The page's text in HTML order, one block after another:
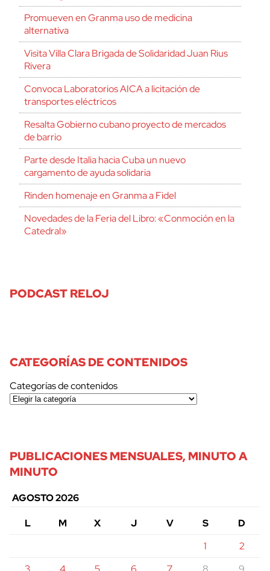
Promueven en Granma uso de medicina
alternativa
Visita Villa Clara Brigada de Solidaridad Juan Rius
Rivera
Convoca Laboratorios AICA a licitación de
transportes eléctricos
Resalta Gobierno cubano proyecto de mercados
de barrio
Parte desde Italia hacia Cuba un nuevo
cargamento de ayuda solidaria
Rinden homenaje en Granma a Fidel
Novedades de la Feria del Libro: «Conmoción en la
Catedral»
PODCAST RELOJ
CATEGORÍAS DE CONTENIDOS
Categorías de contenidos
PUBLICACIONES MENSUALES, MINUTO A
MINUTO
AGOSTO 2026
L
M X J V S
D
1
2